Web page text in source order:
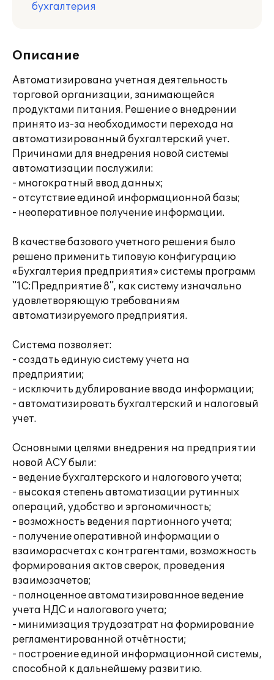
бухгалтерия
Описание
Автоматизирована учетная деятельность
торговой организации, занимающейся
продуктами питания. Решение о внедрении
принято из-за необходимости перехода на
автоматизированный бухгалтерский учет.
Причинами для внедрения новой системы
автоматизации послужили:
- многократный ввод данных;
- отсутствие единой информационной базы;
- неоперативное получение информации.
В качестве базового учетного решения было
решено применить типовую конфигурацию
«Бухгалтерия предприятия» системы программ
"1С:Предприятие 8", как систему изначально
удовлетворяющую требованиям
автоматизируемого предприятия.
Система позволяет:
- создать единую систему учета на
предприятии;
- исключить дублирование ввода информации;
- автоматизировать бухгалтерский и налоговый
учет.
Основными целями внедрения на предприятии
новой АСУ были:
- ведение бухгалтерского и налогового учета;
- высокая степень автоматизации рутинных
операций, удобство и эргономичность;
- возможность ведения партионного учета;
- получение оперативной информации о
взаиморасчетах с контрагентами, возможность
формирования актов сверок, проведения
взаимозачетов;
- полноценное автоматизированное ведение
учета НДС и налогового учета;
- минимизация трудозатрат на формирование
регламентированной отчётности;
- построение единой информационной системы,
способной к дальнейшему развитию.